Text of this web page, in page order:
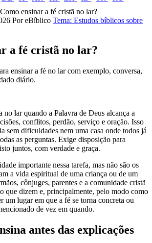
Como ensinar a fé cristã no lar?
Por eBíblico Tema: Estudos bíblicos sobre
a fé cristã no lar?
ensinar a fé no lar com exemplo, conversa,
diário.
no lar quando a Palavra de Deus alcança a
conflitos, perdão, serviço e oração. Isso
sem dificuldades nem uma casa onde todos já
as perguntas. Exige disposição para
juntos, com verdade e graça.
importante nessa tarefa, mas não são os
a vida espiritual de uma criança ou de um
cônjuges, parentes e a comunidade cristã
que dizem e, principalmente, pelo modo como
um lugar em que a fé se torna concreta ou
de vez em quando.
antes das explicações